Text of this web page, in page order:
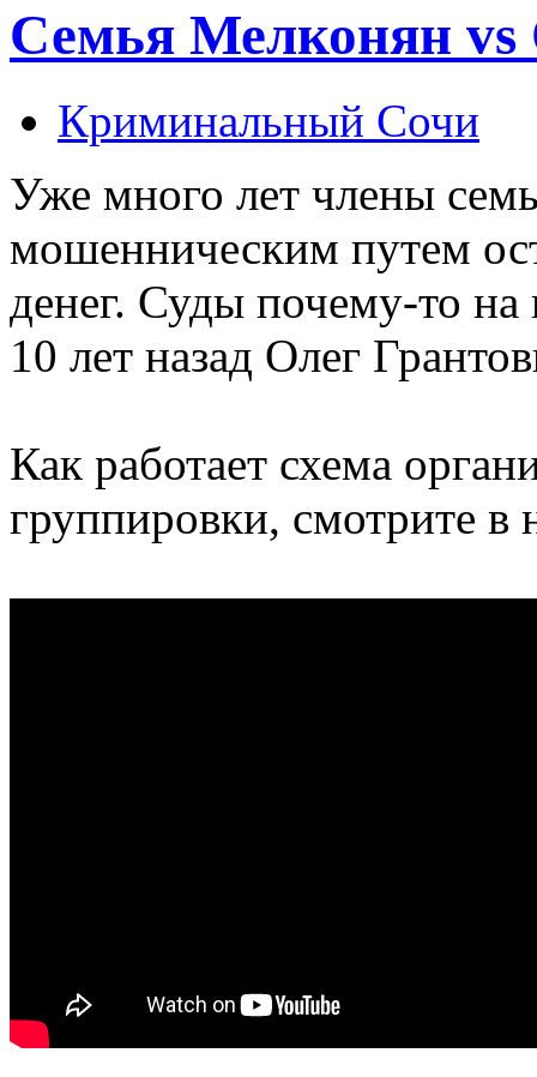
Семья Мелконян
Криминальный Сочи
Уже много лет члены
мошенническим путем
денег. Суды почему-то на
10 лет назад Олег
Как работает схема
группировки, смотрите в